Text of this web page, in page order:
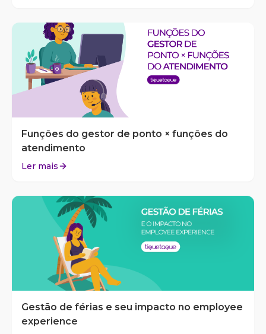
Funções do gestor de ponto × funções do
atendimento
Ler mais
Gestão de férias e seu impacto no employee
experience